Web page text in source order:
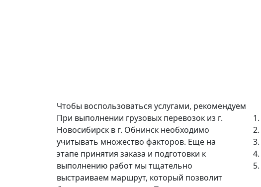
Чтобы воспользоваться услугами, рекомендуем
При выполнении грузовых перевозок из г.
Новосибирск в г. Обнинск необходимо
учитывать множество факторов. Еще на
этапе принятия заказа и подготовки к
выполнению работ мы тщательно
выстраиваем маршрут, который позволит